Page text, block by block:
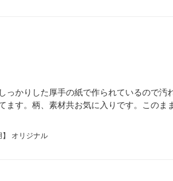
かりした厚手の紙で作られているので汚
す。柄、素材共お気に入りです。このま
オリジナル